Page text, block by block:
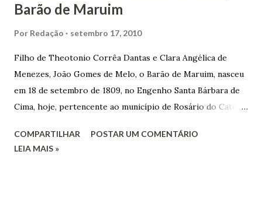
Barão de Maruim
Por Redação setembro 17, 2010
Filho de Theotonio Corrêa Dantas e Clara Angélica de
Menezes, João Gomes de Melo, o Barão de Maruim, nasceu
em 18 de setembro de 1809, no Engenho Santa Bárbara de
Cima, hoje, pertencente ao município de Rosário do Catete.
José de Faro Leitão, porém o casamento acabou com o
COMPARTILHAR
POSTAR UM COMENTÁRIO
LEIA MAIS »